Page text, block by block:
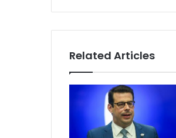
Related Articles